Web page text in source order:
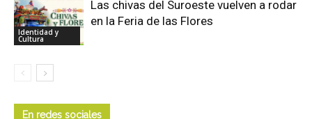
Identidad y
Cultura
Las chivas del Suroeste vuelven a rodar
en la Feria de las Flores
En redes sociales